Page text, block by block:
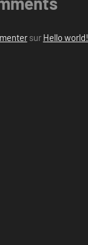
sur Hello world!